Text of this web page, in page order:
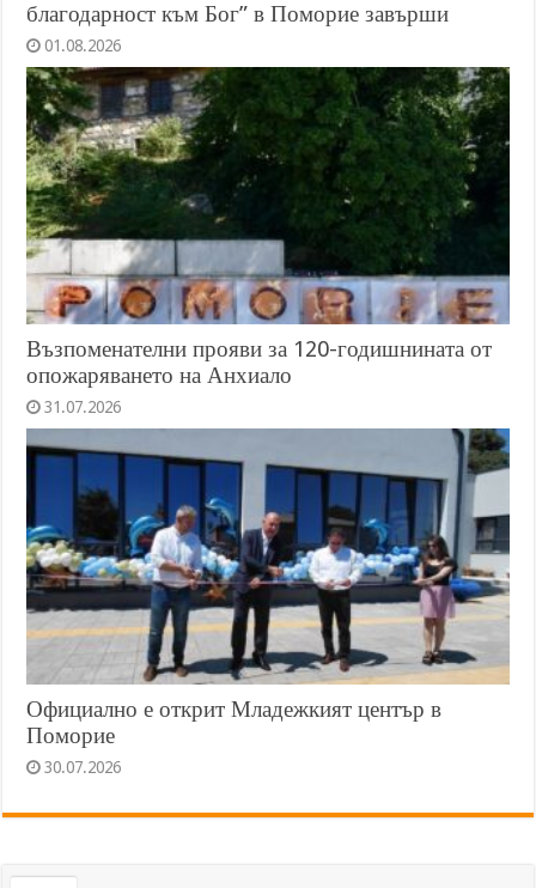
благодарност към Бог” в Поморие завърши
01.08.2026
Възпоменателни прояви за 120-годишнината от
опожаряването на Анхиало
31.07.2026
Официално е открит Младежкият център в
Поморие
30.07.2026